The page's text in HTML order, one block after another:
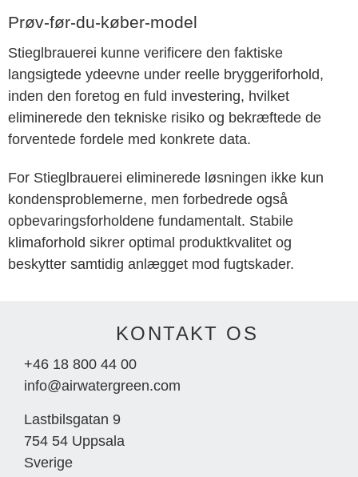
Prøv-før-du-køber-model
Stieglbrauerei kunne verificere den faktiske
langsigtede ydeevne under reelle bryggeriforhold,
inden den foretog en fuld investering, hvilket
eliminerede den tekniske risiko og bekræftede de
forventede fordele med konkrete data.
For Stieglbrauerei eliminerede løsningen ikke kun
kondensproblemerne, men forbedrede også
opbevaringsforholdene fundamentalt. Stabile
klimaforhold sikrer optimal produktkvalitet og
beskytter samtidig anlægget mod fugtskader.
KONTAKT OS
+46 18 800 44 00
info@airwatergreen.com
Lastbilsgatan 9
754 54 Uppsala
Sverige